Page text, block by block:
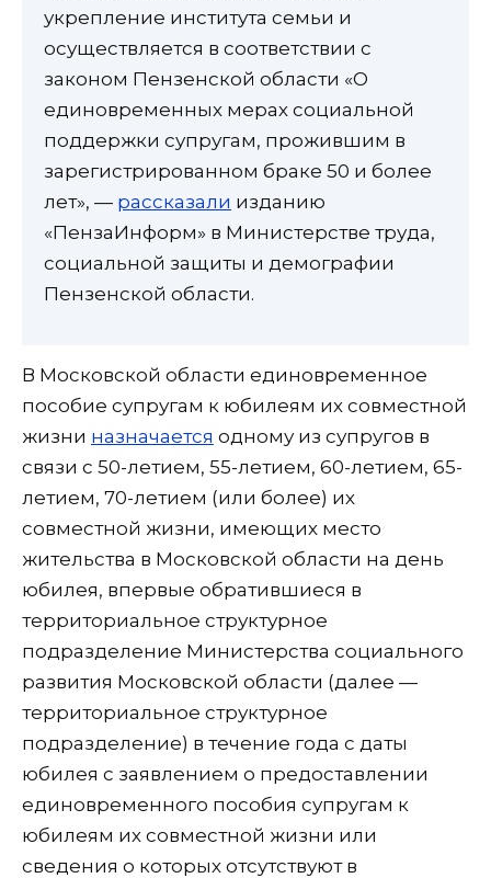
укрепление института семьи и
осуществляется в соответствии с
законом Пензенской области «О
единовременных мерах социальной
поддержки супругам, прожившим в
зарегистрированном браке 50 и более
лет», — рассказали изданию
«ПензаИнформ» в Министерстве труда,
социальной защиты и демографии
Пензенской области.
В Московской области единовременное
пособие супругам к юбилеям их совместной
жизни назначается одному из супругов в
связи с 50-летием, 55-летием, 60-летием, 65-
летием, 70-летием (или более) их
совместной жизни, имеющих место
жительства в Московской области на день
юбилея, впервые обратившиеся в
территориальное структурное
подразделение Министерства социального
развития Московской области (далее —
территориальное структурное
подразделение) в течение года с даты
юбилея с заявлением о предоставлении
единовременного пособия супругам к
юбилеям их совместной жизни или
сведения о которых отсутствуют в